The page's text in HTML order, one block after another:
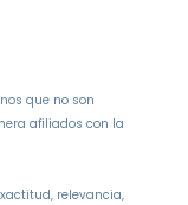
que no son
afiliados con la
relevancia,